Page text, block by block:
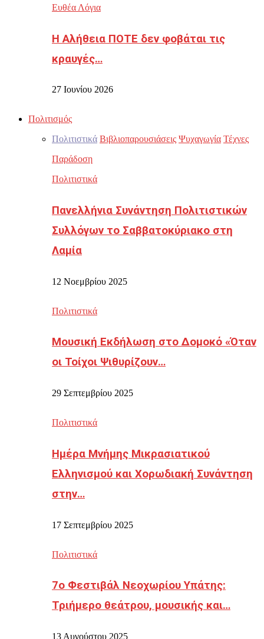
Ευθέα Λόγια
Η Αλήθεια ΠΟΤΕ δεν φοβάται τις
κραυγές…
27 Ιουνίου 2026
Πολιτισμός
Πολιτιστικά Βιβλιοπαρουσιάσεις Ψυχαγωγία Τέχνες
Παράδοση
Πολιτιστικά
Πανελλήνια Συνάντηση Πολιτιστικών
Συλλόγων το Σαββατοκύριακο στη
Λαμία
12 Νοεμβρίου 2025
Πολιτιστικά
Μουσική Εκδήλωση στο Δομοκό «Όταν
οι Τοίχοι Ψιθυρίζουν…
29 Σεπτεμβρίου 2025
Πολιτιστικά
Ημέρα Μνήμης Μικρασιατικού
Ελληνισμού και Χορωδιακή Συνάντηση
στην…
17 Σεπτεμβρίου 2025
Πολιτιστικά
7ο Φεστιβάλ Νεοχωρίου Υπάτης:
Τριήμερο θεάτρου, μουσικής και…
13 Αυγούστου 2025